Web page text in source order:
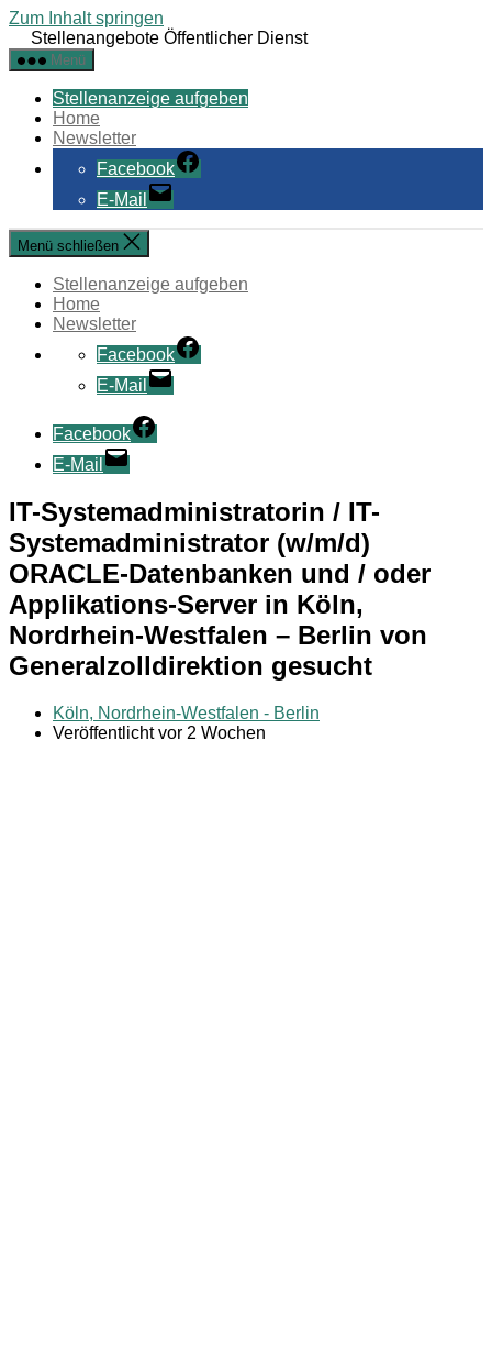
Zum Inhalt springen
Stellenangebote Öffentlicher Dienst
Menü
Stellenanzeige aufgeben
Home
Newsletter
Facebook
E-Mail
Menü schließen
Stellenanzeige aufgeben
Home
Newsletter
Facebook
E-Mail
Facebook
E-Mail
IT-Systemadministratorin / IT-
Systemadministrator (w/m/d)
ORACLE-Datenbanken und / oder
Applikations-Server in Köln,
Nordrhein-Westfalen – Berlin von
Generalzolldirektion gesucht
Köln, Nordrhein-Westfalen - Berlin
Veröffentlicht vor 2 Wochen